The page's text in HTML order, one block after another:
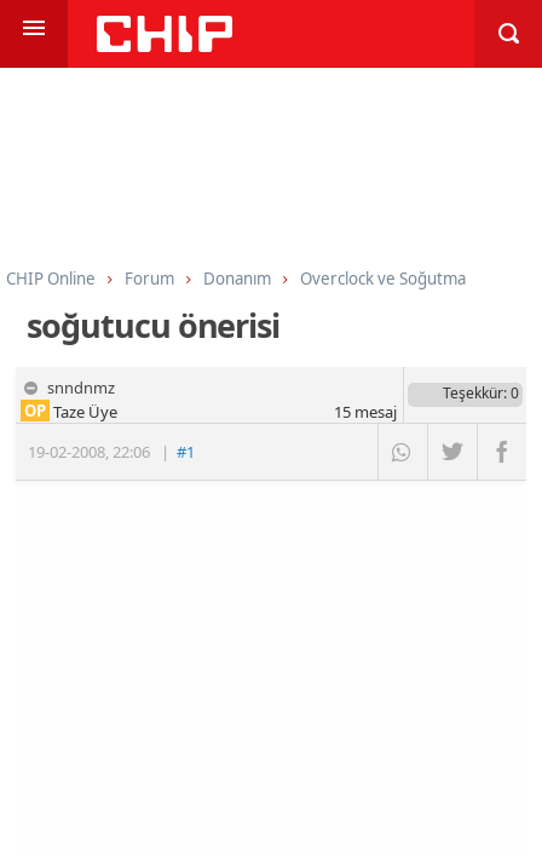
CHIP Online Forum Donanım Overclock ve Soğutma
soğutucu önerisi
snndnmz
19-02-2008,22:06 |#1
OP Taze Üye
Teşekkür: 0
15mesaj